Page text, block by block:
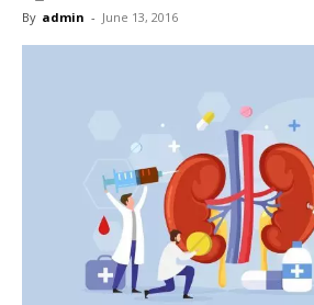
By admin - June 13, 2016